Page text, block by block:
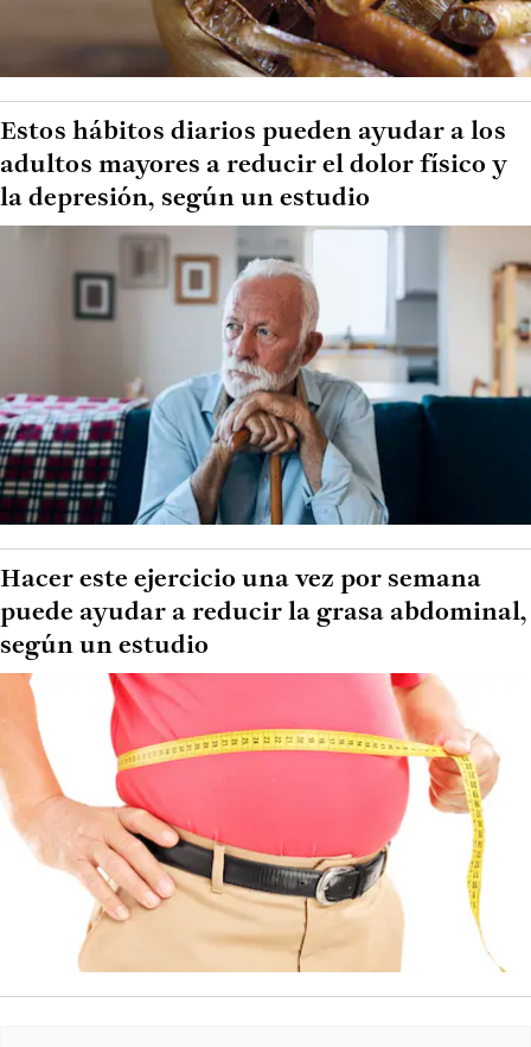
Estos hábitos diarios pueden ayudar a los
adultos mayores a reducir el dolor físico y
la depresión, según un estudio
Hacer este ejercicio una vez por semana
puede ayudar a reducir la grasa abdominal,
según un estudio